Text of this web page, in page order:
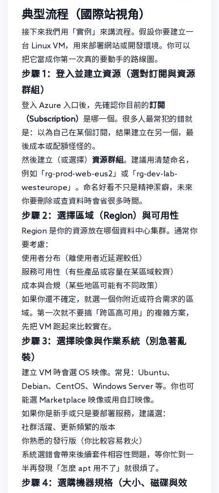
典型流程（國際站視角）
接下來我們用「實例」來講流程。假設你要建立一
台 Linux VM，用來部署網站或開發環境。你可以
把它當成你第一次真的要動手的路線圖。
步驟 1：登入並建立資源（選對訂閱與資源
群組）
登入 Azure 入口後，先確認你目前的訂閱
（Subscription） 是哪一個。很多人最常犯的錯就
是：以為自己在某個訂閱，結果建立在另一個，最
後成本或配額怪怪的。
然後建立（或選擇） 資源群組。建議用清楚命名，
例如「rg-prod-web-eus2」或「rg-dev-lab-
westeurope」。命名好看不只是精神潔癖，未來
你要刪除或查資料時會省很多時間。
步驟 2：選擇區域（Region）與可用性
Region 是你的資源放在哪個資料中心集群。通常你
要考慮：
使用者分布（離使用者近延遲較低）
服務可用性（有些產品或容量在某區域較齊）
成本與合規（某些地區可能有不同政策）
如果你還不確定，就選一個你附近或符合需求的區
域。第一次就不要搞「跨區高可用」的複雜方案，
先把 VM 跑起來比較實在。
步驟 3：選擇映像與作業系統（別急著亂
裝）
建立 VM 時會選 OS 映像。常見：Ubuntu、
Debian、CentOS、Windows Server 等。你也可
能選 Marketplace 映像或用自訂映像。
如果你是新手或只是要部署服務，建議選：
社群活躍、更新頻繁的版本
你熟悉的發行版（你比較容易救火）
系統選錯會帶來後續套件相容性問題，等你忙到一
半再發現「怎麼 apt 用不了」就很煩了。
步驟 4：選購機器規格（大小、磁碟與效